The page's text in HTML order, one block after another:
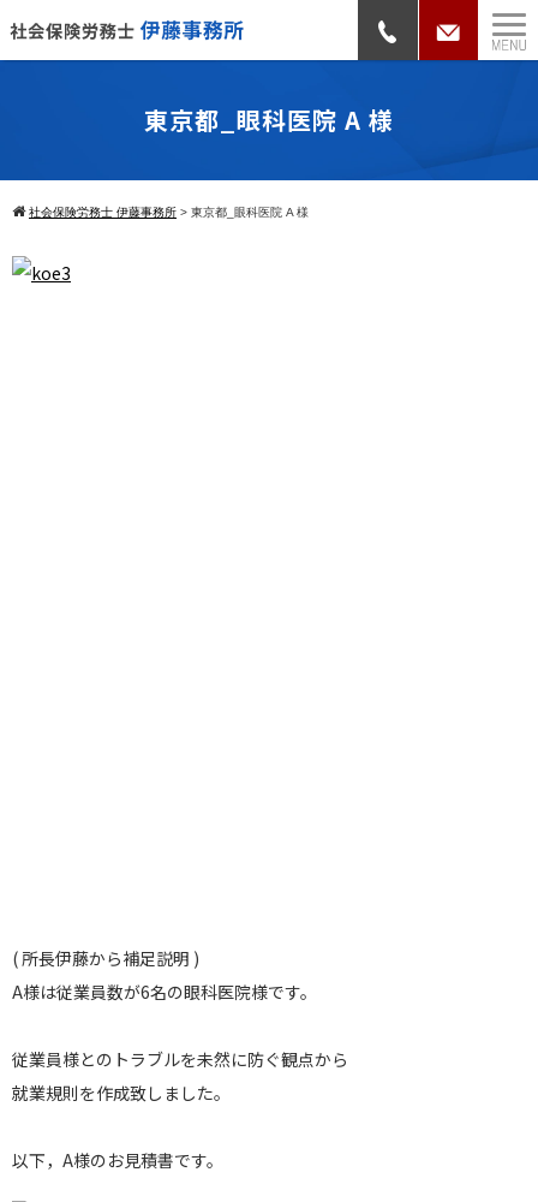
東京都_眼科医院 A 様
社会保険労務士 伊藤事務所 > 東京都_眼科医院 A 様
( 所長伊藤から補足説明 )
A様は従業員数が6名の眼科医院様です。
従業員様とのトラブルを未然に防ぐ観点から
就業規則を作成致しました。
以下，A様のお見積書です。